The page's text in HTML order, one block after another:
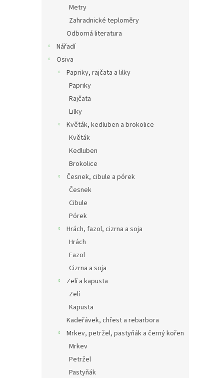
Metry
Zahradnické teploměry
Odborná literatura
Nářadí
Osiva
Papriky, rajčata a lilky
Papriky
Rajčata
Lilky
Květák, kedluben a brokolice
Květák
Kedluben
Brokolice
Česnek, cibule a pórek
Česnek
Cibule
Pórek
Hrách, fazol, cizrna a soja
Hrách
Fazol
Cizrna a soja
Zelí a kapusta
Zelí
Kapusta
Kadeřávek, chřest a rebarbora
Mrkev, petržel, pastyňák a černý kořen
Mrkev
Petržel
Pastyňák